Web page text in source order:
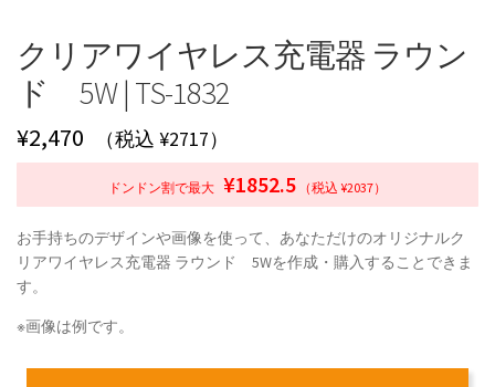
クリアワイヤレス充電器 ラウン
ド 5W | TS-1832
¥2,470 （税込 ¥2717）
ドンドン割で最大 ¥1852.5 （税込 ¥2037）
お手持ちのデザインや画像を使って、あなただけのオリジナルク
リアワイヤレス充電器 ラウンド 5Wを作成・購入することできま
す。
※画像は例です。